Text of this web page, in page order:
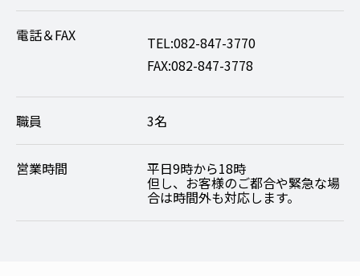
電話＆FAX
TEL:082-847-3770
FAX:082-847-3778
職員 3名
営業時間 平日9時から18時
但し、お客様のご都合や緊急な場
合は時間外も対応します。